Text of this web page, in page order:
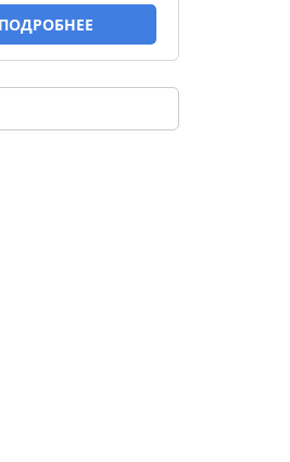
ПОДРОБНЕЕ